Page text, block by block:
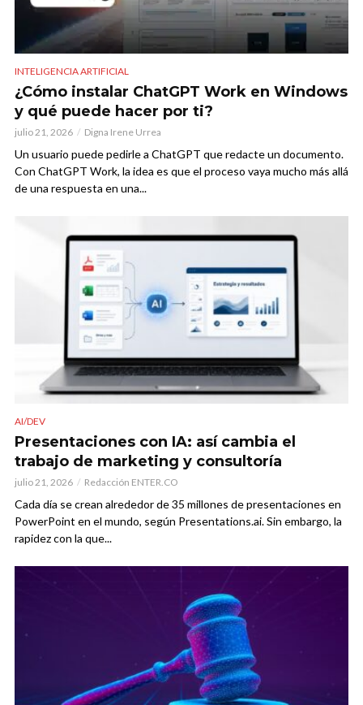
INTELIGENCIA ARTIFICIAL
¿Cómo instalar ChatGPT Work en Windows
y qué puede hacer por ti?
julio 21, 2026 Digna Irene Urrea
Un usuario puede pedirle a ChatGPT que redacte un documento.
Con ChatGPT Work, la idea es que el proceso vaya mucho más allá
de una respuesta en una...
AI/DEV
Presentaciones con IA: así cambia el
trabajo de marketing y consultoría
julio 21, 2026 Redacción ENTER.CO
Cada día se crean alrededor de 35 millones de presentaciones en
PowerPoint en el mundo, según Presentations.ai. Sin embargo, la
rapidez con la que...